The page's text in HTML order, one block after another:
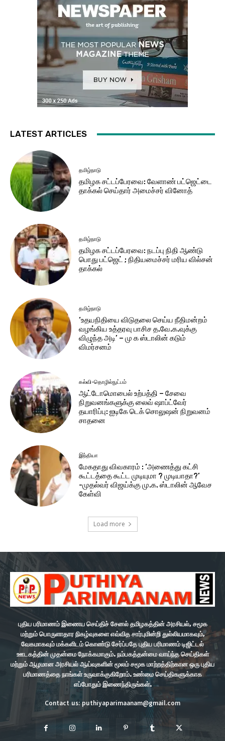
LATEST ARTICLES
தமிழ்நாடு
தமிழக சட்​டப்​பேர​வை: வேளாண் பட்​ஜெட்டை
தாக்கல் செய்தார் அமைச்சர் வினோத்
தமிழ்நாடு
தமிழக சட்டப்பேரவை: நடப்பு நிதி ஆண்​டு
பொது பட்ஜெட் ; நிதியமைச்சர் மரிய வில்சன்
தாக்​கல்
தமிழ்நாடு
‘உதயநிதியை விடுதலை செய்ய நீதிமன்றம்
வழங்கிய உத்தரவு பாசிச த.வே.க.வுக்கு
விழுந்த அடி’ – மு க ஸ்டாலின் கடும்
விமர்சனம்
கல்வி-தொழில்நுட்பம்
ஆட்டோமொபைல் உற்பத்தி – சேவை
நிறுவனங்களுக்கு லைவ் ஷாப்ட்வேர்
தயாரிப்பு: ஐடிகே டெக் சொலுஷன் நிறுவனம்
சாதனை
இந்தியா
மேகதாது விவகாரம் : ‘அணைத்து கட்சி
கூட்டத்தை கூட்ட முடியுமா ? முடியாதா?’
-முதல்வர் விஜய்க்கு மு.க. ஸ்டாலின் ஆவேச
கேள்வி
Load more
புதிய பரிமாணம் இணைய செய்திச் சேனல் தமிழகத்தின் அரசியல், சமூக
மற்றும் பொருளாதார நிகழ்வுகளை எவ்வித சார்புமின்றி துல்லியமாகவும்,
வேகமாகவும் மக்களிடம் கொண்டு சேர்ப்பதே புதிய பரிமாணம் டிஜிட்டல்
ஊடகத்தின் முதன்மை நோக்கமாகும். நம்பகத்தன்மை வாய்ந்த செய்திகள்
மற்றும் ஆழமான அரசியல் ஆய்வுகளின் மூலம் சமூக மாற்றத்திற்கான ஒரு புதிய
பரிமாணத்தை நாங்கள் உருவாக்குகிறோம். உண்மை செய்திகளுக்காக
எப்போதும் இணைந்திருங்கள்.
Contact us: puthiyaparimaanam@gmail.com